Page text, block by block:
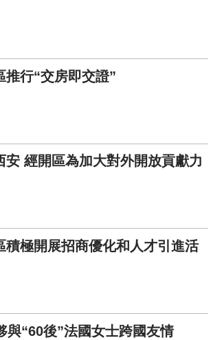
推行“交房即交證”
安 經開區為加大對外開放貢獻力
積極開展招商優化和人才引進活
與“60後”法國女士跨國友情